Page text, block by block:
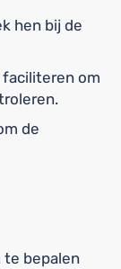
hen bij de
om
de
te bepalen